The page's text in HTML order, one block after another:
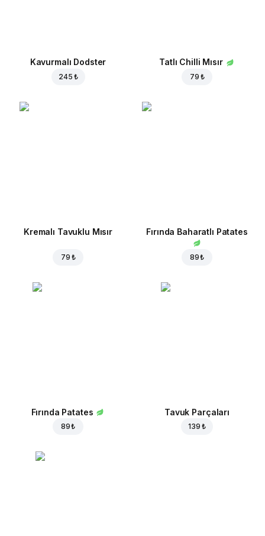
Kavurmalı Dodster
245 ₺
Tatlı Chilli Mısır
79 ₺
Kremalı Tavuklu Mısır
79 ₺
Fırında Baharatlı Patates
89 ₺
Fırında Patates
89 ₺
Tavuk Parçaları
139 ₺